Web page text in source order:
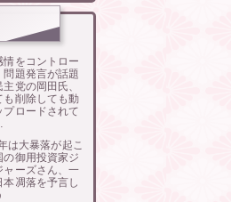
出
」＝韓国の反応
情をコントロー
問題発言が話題
党の岡田氏、
も削除しても動
プロードされて
は大暴落が起こ
の御用投資家ジ
ャーズさん、一
本凋落を予言し